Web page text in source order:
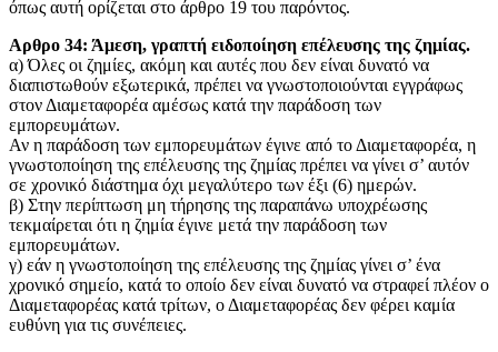
όπως αυτή ορίζεται στο άρθρο 19 του παρόντος.
Aρθρο 34: Άμεση, γραπτή ειδοποίηση επέλευσης της ζημίας.
α) Όλες οι ζημίες, ακόμη και αυτές που δεν είναι δυνατό να
διαπιστωθούν εξωτερικά, πρέπει να γνωστοποιούνται εγγράφως
στον Διαμεταφορέα αμέσως κατά την παράδοση των
εμπορευμάτων.
Αν η παράδοση των εμπορευμάτων έγινε από το Διαμεταφορέα, η
γνωστοποίηση της επέλευσης της ζημίας πρέπει να γίνει σ’ αυτόν
σε χρονικό διάστημα όχι μεγαλύτερο των έξι (6) ημερών.
β) Στην περίπτωση μη τήρησης της παραπάνω υποχρέωσης
τεκμαίρεται ότι η ζημία έγινε μετά την παράδοση των
εμπορευμάτων.
γ) εάν η γνωστοποίηση της επέλευσης της ζημίας γίνει σ’ ένα
χρονικό σημείο, κατά το οποίο δεν είναι δυνατό να στραφεί πλέον ο
Διαμεταφορέας κατά τρίτων, ο Διαμεταφορέας δεν φέρει καμία
ευθύνη για τις συνέπειες.